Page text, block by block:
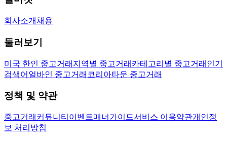
회사소개 채용
둘러보기
미국 한인 중고거래 지역별 중고거래 카테고리별 중고거래 인기
검색어 얼바인 중고거래 코리아타운 중고거래
정책 및 약관
중고거래 커뮤니티 이벤트매너가이드서비스 이용약관개인정
보 처리방침